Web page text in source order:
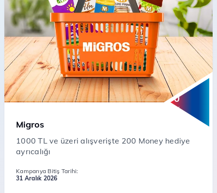
Migros
1000 TL ve üzeri alışverişte 200 Money hediye
ayrıcalığı
Kampanya Bitiş Tarihi:
31 Aralık 2026
200
Money